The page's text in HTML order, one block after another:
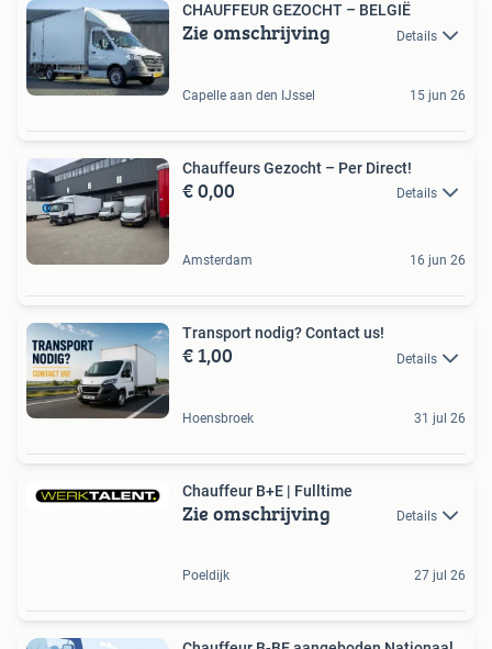
CHAUFFEUR GEZOCHT – BELGIË
Zie omschrijving Details
Capelle aan den IJssel 15 jun 26
Chauffeurs Gezocht – Per Direct!
€ 0,00 Details
Amsterdam 16 jun 26
Transport nodig? Contact us!
€ 1,00 Details
Hoensbroek 31 jul 26
Chauffeur B+E | Fulltime
Zie omschrijving Details
Poeldijk 27 jul 26